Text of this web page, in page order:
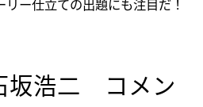
ー仕立ての出題にも注目だ！
坂浩二 コメン